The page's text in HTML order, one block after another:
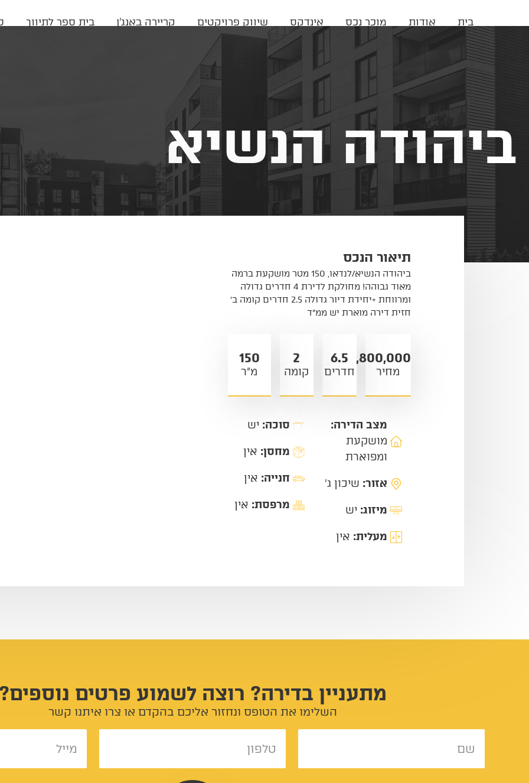
בית אודות מוכר נכס אינדקס שיווק פרויקטים קריירה באנג'ן בית ספר לתיווך
ביהודה הנשיא
תיאור הנכס
ביהודה הנשיא/לנדאו, 150 מטר מושקעת ברמה
מאוד גבוהה! מחולקת לדירת 4 חדרים גדולה
ומרווחת +יחידת דיור גדולה 2.5 חדרים קומה ב'
חזית דירה מוארת יש ממ"ד
3,800,000
מחיר
6.5
חדרים
2
קומה
150
מ"ר
מצב הדירה:
מושקעת
ומפוארת
אזור: שיכון ג'
מיזוג: יש
מעלית: אין
סוכה: יש
מחסן: אין
חנייה: אין
מרפסת: אין
מתעניין בדירה? רוצה לשמוע פרטים נוספים?
השלימו את הטופס ונחזור אליכם בהקדם או צרו איתנו קשר